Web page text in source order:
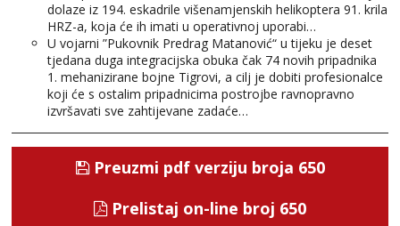
dolaze iz 194. eskadrile višenamjenskih helikoptera 91. krila
HRZ-a, koja će ih imati u operativnoj uporabi…
U vojarni ”Pukovnik Predrag Matanović“ u tijeku je deset
tjedana duga integracijska obuka čak 74 novih pripadnika
1. mehanizirane bojne Tigrovi, a cilj je dobiti profesionalce
koji će s ostalim pripadnicima postrojbe ravnopravno
izvršavati sve zahtijevane zadaće…
Preuzmi pdf verziju broja 650
Prelistaj on-line broj 650